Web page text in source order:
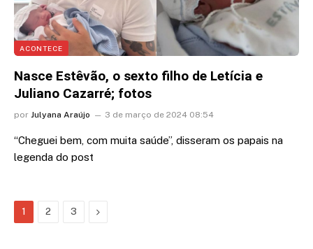
ACONTECE
Nasce Estêvão, o sexto filho de Letícia e
Juliano Cazarré; fotos
por Julyana Araújo 3 de março de 2024 08:54
“Cheguei bem, com muita saúde”, disseram os papais na
legenda do post
1 2 3 Next